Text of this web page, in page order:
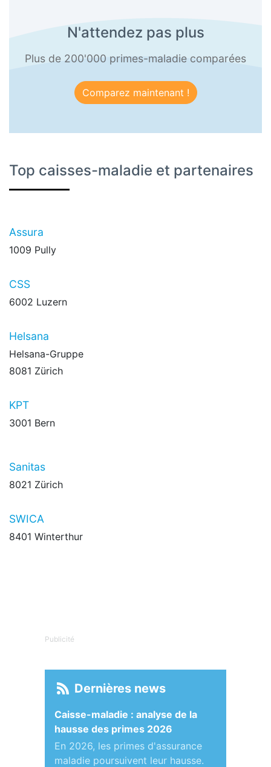
N'attendez pas plus
Plus de 200'000 primes-maladie comparées
Comparez maintenant !
Top caisses-maladie et partenaires
Assura
1009 Pully
CSS
6002 Luzern
Helsana
Helsana-Gruppe
8081 Zürich
KPT
3001 Bern
Sanitas
8021 Zürich
SWICA
8401 Winterthur
Publicité
Dernières news
Caisse-maladie : analyse de la
hausse des primes 2026
En 2026, les primes d'assurance
maladie poursuivent leur hausse.